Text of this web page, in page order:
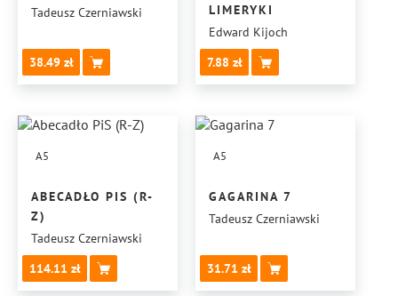
Tadeusz Czerniawski
38.49
LIMERYKI
Edward Kijoch
7.88
A5
ABECADŁO PIS (R-
Z)
Tadeusz Czerniawski
114.11
A5
GAGARINA 7
Tadeusz Czerniawski
31.71